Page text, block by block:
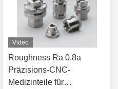
Video
Roughness Ra 0.8a
Präzisions-CNC-
Medizinteile für